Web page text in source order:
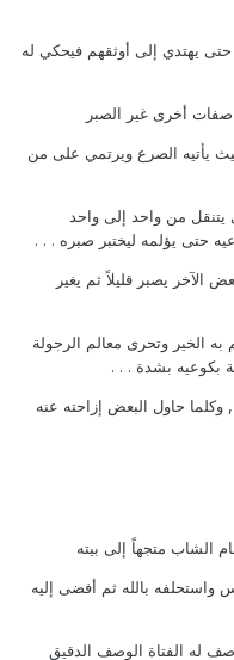
يهتدي إلى أوثقهم فيحكي له
أخرى غير الصبر
يأتيه الصرع ويرتمي على من
يتنقل من واحد إلى واحد
حتى يؤلمه ليختبر صبره . . .
الآخر يصبر قليلاً ثم يغير
وتحرى معالم الرجولة
بكوعيه بشدة . . .
حاول البعض إزاحته عنه
الشاب متجهاً إلى بيته
واستحلفه بالله ثم أفضى إليه
له الفتاة الوصف الدقيق